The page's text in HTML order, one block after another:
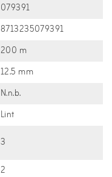
079391
8713235079391
200 m
12.5 mm
N.n.b.
Lint
3
2